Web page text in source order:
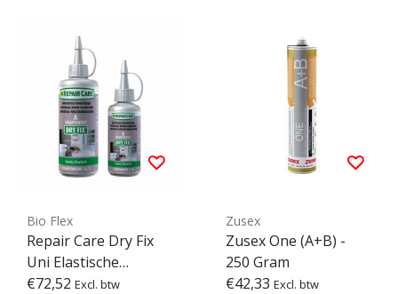
Bio Flex
Repair Care Dry Fix
Uni Elastische
Voorstrijk
€72,52 Excl. btw
Zusex
Zusex One (A+B) -
250 Gram
€42,33 Excl. btw